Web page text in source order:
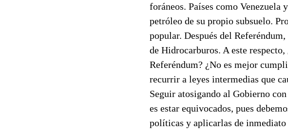
foráneos. Países como
petróleo de su propio subsuelo.
popular. Después del
de Hidrocarburos. A este
Referéndum? ¿No es mejor
recurrir a leyes intermedias que
Seguir atosigando al Gobierno
es estar equivocados, pues
políticas y aplicarlas de